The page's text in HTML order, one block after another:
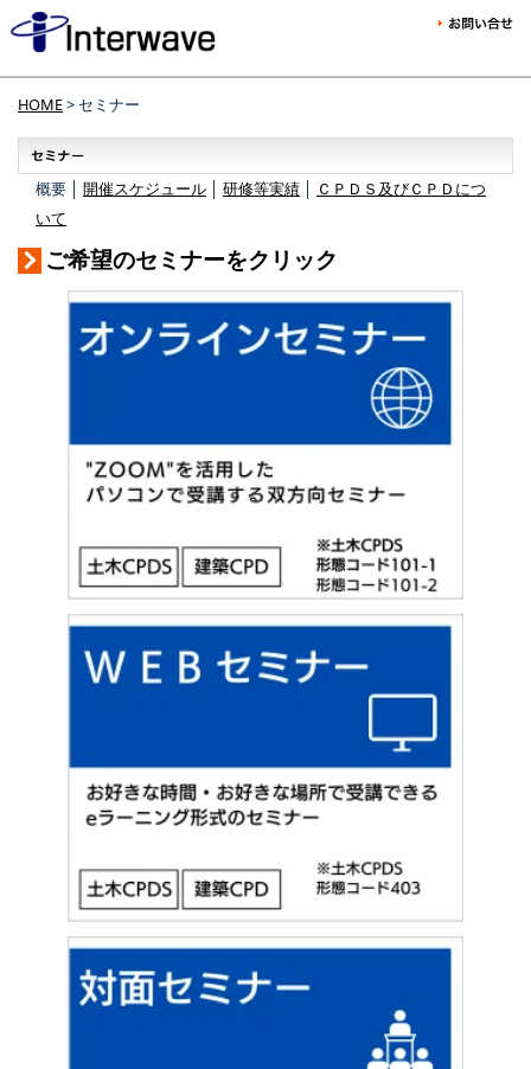
HOME> セミナー
概要 │ 開催スケジュール 研修等実績
ＣＰＤＳ及びＣＰＤにつ
いて
ご希望のセミナーをクリック